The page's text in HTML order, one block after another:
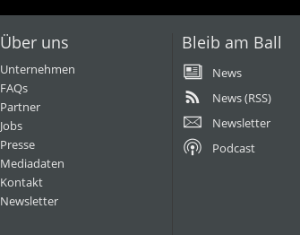
Über uns
Unternehmen
FAQs
Partner
Jobs
Presse
Mediadaten
Kontakt
Newsletter
Bleib am Ball
News
News (RSS)
Newsletter
Podcast